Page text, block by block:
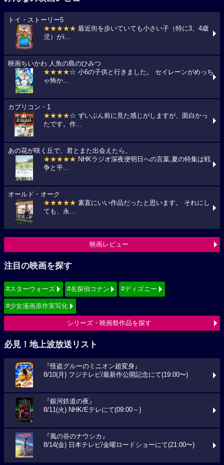
トイ・ストーリー5
★★★★★ 最近街を歩いていても小さい子（特に3、4歳
児）がi...
映画ちいかわ 人魚の島のひみつ
★★★★☆ 小6の子供と行きました。 セイレーンがめっち
ゃ怖か...
カプリコン・1
★★★★☆ ずいぶん前に見た感じがしますが、面白かっ
たです。作...
あの花が咲く丘で、君とまた出会えたら。
★★★★★ NHKラジオ深夜便明日への言葉,夏の特集は戦
争と平...
オールド・オーク
★★★★★ 素直にいい作品だったと思います。 それにし
ても、永...
映画レビュー
注目の映画を探す
#スターウォーズ #名探偵コナン #ディズニー
#少女漫画原作実写化
シリーズ・映画祭作品を探す
必見！地上波放送リスト
『怪盗グルーのミニオン超変身』
8/10(月) フジテレビ/最新作公開記念にて(19:00〜)
『銀河鉄道の夜』
8/11(火) NHK/Eテレにて(09:00～)
『風の谷のナウシカ』
8/14(金) 日本テレビ/金曜ロードショーにて(21:00〜)